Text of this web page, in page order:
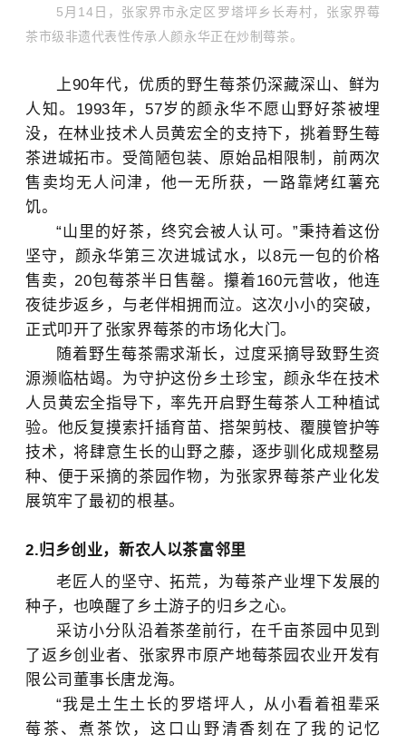
5月14日，张家界市永定区罗塔坪乡长寿村，张家界莓
茶市级非遗代表性传承人颜永华正在炒制莓茶。
上90年代，优质的野生莓茶仍深藏深山、鲜为
人知。1993年，57岁的颜永华不愿山野好茶被埋
没，在林业技术人员黄宏全的支持下，挑着野生莓
茶进城拓市。受简陋包装、原始品相限制，前两次
售卖均无人问津，他一无所获，一路靠烤红薯充
饥。
“山里的好茶，终究会被人认可。”秉持着这份
坚守，颜永华第三次进城试水，以8元一包的价格
售卖，20包莓茶半日售罄。攥着160元营收，他连
夜徒步返乡，与老伴相拥而泣。这次小小的突破，
正式叩开了张家界莓茶的市场化大门。
随着野生莓茶需求渐长，过度采摘导致野生资
源濒临枯竭。为守护这份乡土珍宝，颜永华在技术
人员 黄宏全指导下，率先开启野生莓茶人工种植试
验。他反复摸索扦插育苗、搭架剪枝、覆膜管护等
技术，将肆意生长的山野之藤，逐步驯化成规整易
种、便于采摘的茶园作物，为张家界莓茶产业化发
展筑牢了最初的根基。
2.归乡创业，新农人以茶富邻里
老匠人的坚守、拓荒，为莓茶产业埋下发展的
种子，也唤醒了乡土游子的归乡之心。
采访小分队沿着茶垄前行，在千亩茶园中见到
了返乡创业者、张家界市原产地莓茶园农业开发有
限公司董事长唐龙海。
“我是土生土长的罗塔坪人，从小看着祖辈采
莓茶、煮茶饮，这口山野清香刻在了我的记忆